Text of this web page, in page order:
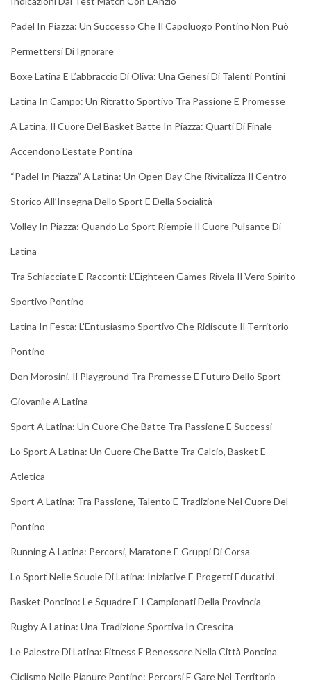
Padel In Piazza: Un Successo Che Il Capoluogo Pontino Non Può
Permettersi Di Ignorare
Boxe Latina E L’abbraccio Di Oliva: Una Genesi Di Talenti Pontini
Latina In Campo: Un Ritratto Sportivo Tra Passione E Promesse
A Latina, Il Cuore Del Basket Batte In Piazza: Quarti Di Finale
Accendono L’estate Pontina
“Padel In Piazza” A Latina: Un Open Day Che Rivitalizza Il Centro
Storico All’Insegna Dello Sport E Della Socialità
Volley In Piazza: Quando Lo Sport Riempie Il Cuore Pulsante Di
Latina
Tra Schiacciate E Racconti: L’Eighteen Games Rivela Il Vero Spirito
Sportivo Pontino
Latina In Festa: L’Entusiasmo Sportivo Che Ridiscute Il Territorio
Pontino
Don Morosini, Il Playground Tra Promesse E Futuro Dello Sport
Giovanile A Latina
Sport A Latina: Un Cuore Che Batte Tra Passione E Successi
Lo Sport A Latina: Un Cuore Che Batte Tra Calcio, Basket E
Atletica
Sport A Latina: Tra Passione, Talento E Tradizione Nel Cuore Del
Pontino
Running A Latina: Percorsi, Maratone E Gruppi Di Corsa
Lo Sport Nelle Scuole Di Latina: Iniziative E Progetti Educativi
Basket Pontino: Le Squadre E I Campionati Della Provincia
Rugby A Latina: Una Tradizione Sportiva In Crescita
Le Palestre Di Latina: Fitness E Benessere Nella Città Pontina
Ciclismo Nelle Pianure Pontine: Percorsi E Gare Nel Territorio